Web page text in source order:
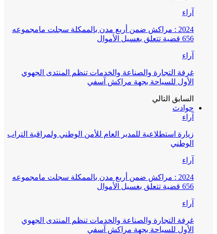
آراء
2024 : مراكش ضمن أربع مدن بالممكلة سجلت مامجموعه
656 قضية تتعلق بغسيل الأموال
آراء
غرفة التجارة والصناعة والخدمات تنظم المنتدى الجهوي
الأول للسياحة بجهة مراكش آسفي
السابق التالي
حوادث
آراء
زيارة استطلاعية للمدير العام للأمن الوطني ولمراقبة التراب
الوطني
آراء
2024 : مراكش ضمن أربع مدن بالممكلة سجلت مامجموعه
656 قضية تتعلق بغسيل الأموال
آراء
غرفة التجارة والصناعة والخدمات تنظم المنتدى الجهوي
الأول للسياحة بجهة مراكش آسفي